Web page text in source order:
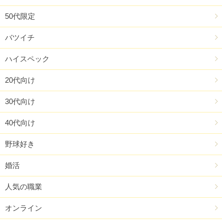
50代限定
バツイチ
ハイスペック
20代向け
30代向け
40代向け
野球好き
婚活
人気の職業
オンライン